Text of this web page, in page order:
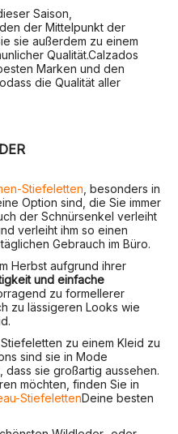
Saison,
der Mittelpunkt der
sie außerdem zu einem
Qualität.Calzados
Marken und den
die Qualität aller
Stiefeletten, besonders in
Option sind, die Sie immer
der Schnürsenkel verleiht
verleiht ihm so einen
Gebrauch im Büro.
Herbst aufgrund ihrer
und einfache
zu formellerer
zu lässigeren Looks wie
zu einem Kleid zu
sind sie in Mode
dass sie großartig aussehen.
möchten, finden Sie in
StiefelettenDeine besten